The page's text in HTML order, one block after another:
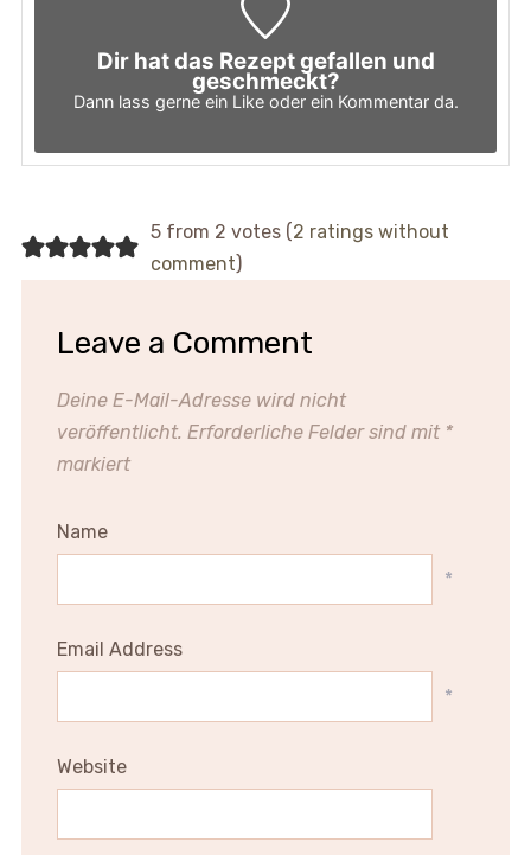
Dir hat das Rezept gefallen und
geschmeckt?
Dann lass gerne ein Like oder ein Kommentar da.
5 from 2 votes (2 ratings without
comment)
Leave a Comment
Deine E-Mail-Adresse wird nicht
veröffentlicht. Erforderliche Felder sind mit *
markiert
Name
*
Email Address
*
Website